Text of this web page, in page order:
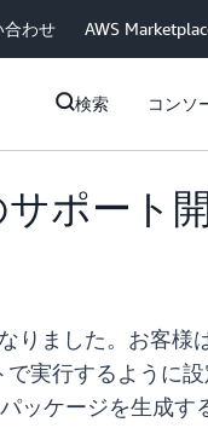
合わせ AWS
検索 コンソ
ポート
りました。お客様
実行するように
ッケージを生成す